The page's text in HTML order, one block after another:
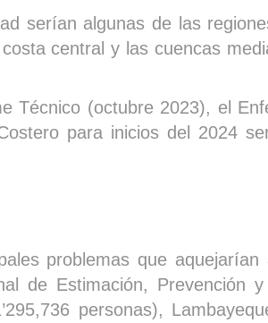
serían algunas de las
central y las cuencas
Técnico (octubre 2023), el
para inicios del 2024
problemas que
de Estimación, Prevención
personas),